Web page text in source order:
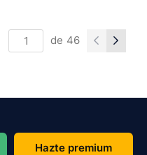
de 46
Hazte premium